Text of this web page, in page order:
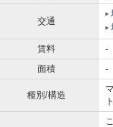
交通
賃料 -
面積
-
種別/構造
ト